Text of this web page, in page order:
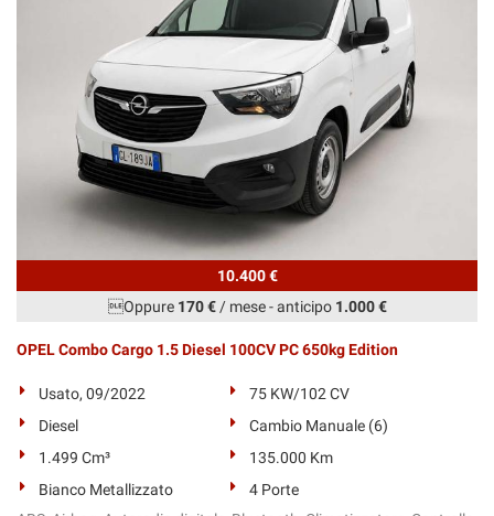
10.400 €
Oppure 170 €/ mese-anticipo 1.000 €
OPEL Combo Cargo 1.5 Diesel 100CV PC 650kg Edition
Usato, 09/2022
75 KW/102 CV
Diesel
Cambio Manuale (6)
1.499 Cm³
135.000 Km
Bianco Metallizzato
4 Porte